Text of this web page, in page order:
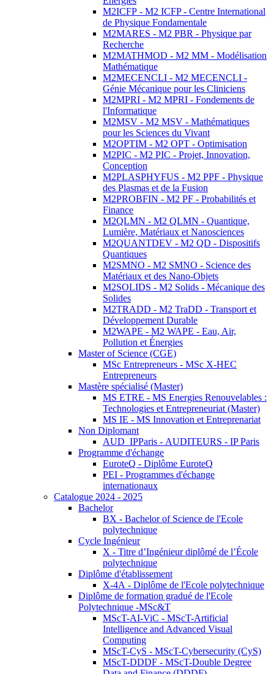
M2ICFP - M2 ICFP - Centre International
de Physique Fondamentale
M2MARES - M2 PBR - Physique par
Recherche
M2MATHMOD - M2 MM - Modélisation
Mathématique
M2MECENCLI - M2 MECENCLI -
Génie Mécanique pour les Cliniciens
M2MPRI - M2 MPRI - Fondements de
l'Informatique
M2MSV - M2 MSV - Mathématiques
pour les Sciences du Vivant
M2OPTIM - M2 OPT - Optimisation
M2PIC - M2 PIC - Projet, Innovation,
Conception
M2PLASPHYFUS - M2 PPF - Physique
des Plasmas et de la Fusion
M2PROBFIN - M2 PF - Probabilités et
Finance
M2QLMN - M2 QLMN - Quantique,
Lumière, Matériaux et Nanosciences
M2QUANTDEV - M2 QD - Dispositifs
Quantiques
M2SMNO - M2 SMNO - Science des
Matériaux et des Nano-Objets
M2SOLIDS - M2 Solids - Mécanique des
Solides
M2TRADD - M2 TraDD - Transport et
Développement Durable
M2WAPE - M2 WAPE - Eau, Air,
Pollution et Énergies
Master of Science (CGE)
MSc Entrepreneurs - MSc X-HEC
Entrepreneurs
Mastère spécialisé (Master)
MS ETRE - MS Energies Renouvelables :
Technologies et Entrepreneuriat (Master)
MS IE - MS Innovation et Entreprenariat
Non Diplomant
AUD_IPParis - AUDITEURS - IP Paris
Programme d'échange
EuroteQ - Diplôme EuroteQ
PEI - Programmes d'échange
internationaux
Catalogue 2024 - 2025
Bachelor
BX - Bachelor of Science de l'Ecole
polytechnique
Cycle Ingénieur
X - Titre d’Ingénieur diplômé de l’École
polytechnique
Diplôme d'établissement
X-4A - Diplôme de l'Ecole polytechnique
Diplôme de formation gradué de l'Ecole
Polytechnique -MSc&T
MScT-AI-ViC - MScT-Artificial
Intelligence and Advanced Visual
Computing
MScT-CyS - MScT-Cybersecurity (CyS)
MScT-DDDF - MScT-Double Degree